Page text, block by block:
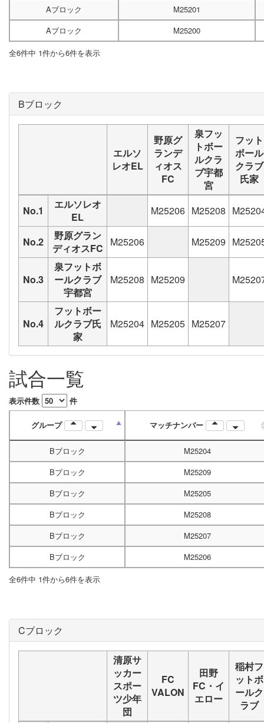
Aブロック
M25201
Aブロック
M25200
全6件中 1件から6件を表示
Bブロック
エルソ
レオEL
野原グ
ランデ
ィオス
FC
泉フッ
トボー
ルクラ
ブ宇都
宮
フット
ボール
クラブ
氏家
No.1
エルソレオ
EL
M25206 M25208
No.2
野原グラン
ディオスFC
M25206 M25209
No.3
泉フットボ
ールクラブ
宇都宮
M25208 M25209
No.4
フットボー
ルクラブ氏
家
M25204 M25205 M25207
試合一覧
表示件数 件
グループ マッチナンバー
Bブロック M25204
Bブロック
M25209
Bブロック
M25205
Bブロック
M25208
Bブロック
M25207
Bブロック
M25206
全6件中 1件から6件を表示
Cブロック
清原サ
ッカー
スポー
ツ少年
団
FC
VALON
田野
FC・イ
エロー
稲村フ
ットボ
ールク
ラブ